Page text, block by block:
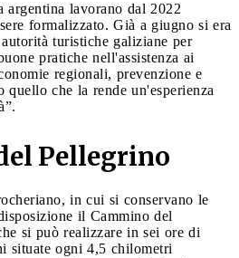
lavorano dal 2022
formalizzato. Già a giugno si era
turistiche galiziane per
pratiche nell'assistenza ai
regionali, prevenzione e
quello che la rende un'esperienza
Pellegrino
in cui si conservano le
il Cammino del
si può realizzare in sei ore di
situate ogni 4,5 chilometri